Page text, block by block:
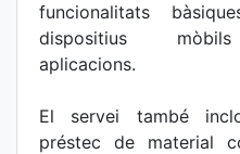
funcionalitats
dispositius
aplicacions.
El servei també
préstec de material